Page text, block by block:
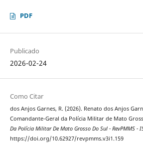
PDF
Publicado
2026-02-24
Como Citar
dos Anjos Garnes, R. (2026). Renato dos Anjos
Comandante-Geral da Polícia Militar de Mato
Da Polícia Militar De Mato Grosso Do Sul - RevPMMS -
https://doi.org/10.62927/revpmms.v3i1.159